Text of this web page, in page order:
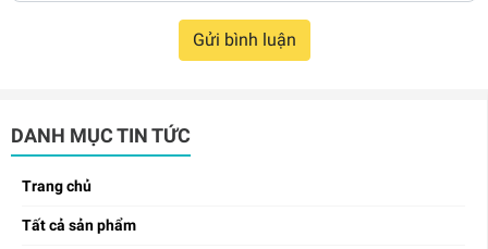
DANH MỤC TIN TỨC
Trang chủ
Tất cả sản phẩm
Gửi bình luận